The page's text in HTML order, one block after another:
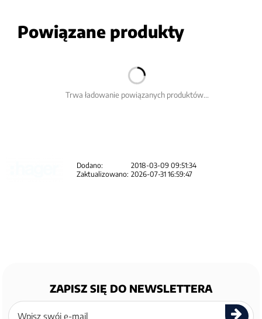
Powiązane produkty
Trwa ładowanie powiązanych produktów...
Dodano:
2018-03-09 09:51:34
Zaktualizowano: 2026-07-31 16:59:47
ZAPISZ SIĘ DO NEWSLETTERA
Zapisz
się